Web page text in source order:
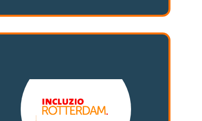
gezondheid - Voorlichting -
Samenwerkingsverbanden en projecten Jeugd-
een rol in. Daarom hebben wij veel aandacht
voor de jeugd met: - Jongerenhubs -
Jongerenwerk - Kinderwerk